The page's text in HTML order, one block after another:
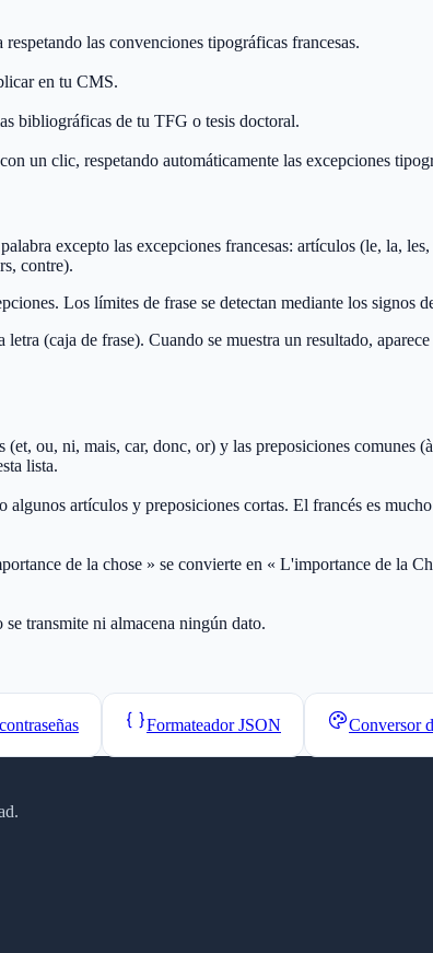
las convenciones tipográficas francesas.
en tu CMS.
bibliográficas de tu TFG o tesis doctoral.
un clic, respetando automáticamente las excepciones
excepto las excepciones francesas: artículos (le, la,
contre).
Los límites de frase se detectan mediante los signos
(caja de frase). Cuando se muestra un resultado,
ou, ni, mais, car, donc, or) y las preposiciones comunes
lista.
artículos y preposiciones cortas. El francés es
de la chose » se convierte en « L'importance de la
transmite ni almacena ningún dato.
Formateador JSON Conversor